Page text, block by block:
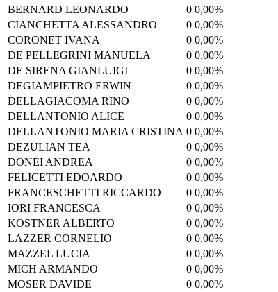
BERNARD LEONARDO
0 0,00%
CIANCHETTA ALESSANDRO
0 0,00%
CORONET IVANA
0 0,00%
DE PELLEGRINI MANUELA
0 0,00%
DE SIRENA GIANLUIGI
0 0,00%
DEGIAMPIETRO ERWIN
0 0,00%
DELLAGIACOMA RINO
0 0,00%
DELLANTONIO ALICE
0 0,00%
DELLANTONIO MARIA CRISTINA 0 0,00%
DEZULIAN TEA
0 0,00%
DONEI ANDREA
0 0,00%
FELICETTI EDOARDO
0 0,00%
FRANCESCHETTI RICCARDO
0 0,00%
IORI FRANCESCA
0 0,00%
KOSTNER ALBERTO
0 0,00%
LAZZER CORNELIO
0 0,00%
MAZZEL LUCIA
0 0,00%
MICH ARMANDO
0 0,00%
MOSER DAVIDE
0 0,00%